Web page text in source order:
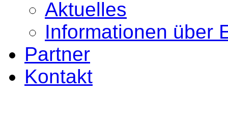
Aktuelles
Informationen über
Partner
Kontakt